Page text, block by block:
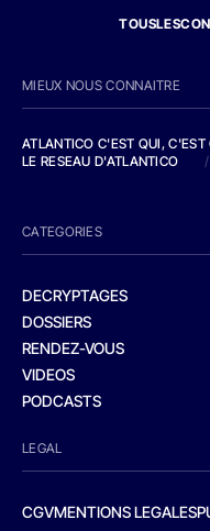
MIEUX NOUS CONNAITRE
ATLANTICO C'EST QUI, C'EST
LE RESEAU D'ATLANTICO
/
CATEGORIES
DECRYPTAGES
DOSSIERS
RENDEZ-VOUS
VIDEOS
PODCASTS
LEGAL
CGVMENTIONS LEGALES